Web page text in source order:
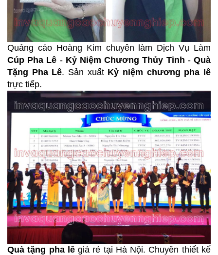
Quảng cáo Hoàng Kim chuyên làm Dịch Vụ Làm
Cúp Pha Lê - Kỷ Niệm Chương Thủy Tinh -Quà
Tặng Pha Lê. Sản xuất Kỷ niệm chương pha lê
trực tiếp.
Quà tặng pha lêgiá rẻ tại Hà Nội. Chuyên thiết kế